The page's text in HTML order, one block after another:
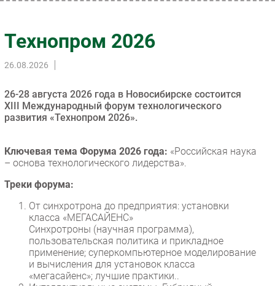
Импорто­замещение
Автоматизация Промышленности
Мобильная связь
Фиксированная связь
Рынок ПК
Маркетинг
Торговые сети
Оборудование
ПО
Outsourcing
Кадры
Регулирование
Технопром 2026
26.08.2026
26-28 августа 2026 года в Новосибирске состоится
XIII Международный форум технологического
развития «Технопром 2026».
Ключевая тема Форума 2026 года: «Российская наука
– основа технологического лидерства».
Треки форума:
От синхротрона до предприятия: установки
класса «МЕГАСАЙЕНС»
Синхротроны (научная программа),
пользовательская политика и прикладное
применение; суперкомпьютерное моделирование
и вычисления для установок класса
«мегасайенс»; лучшие практики..